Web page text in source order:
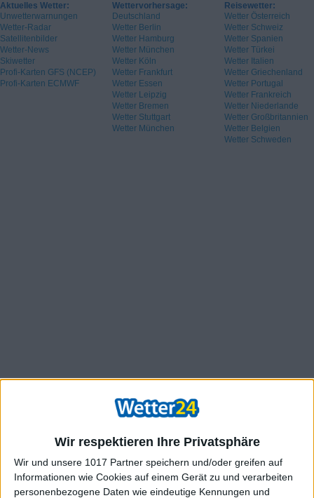
Wir respektieren Ihre Privatsphäre
Wir und unsere 1017 Partner speichern und/oder greifen auf
Informationen wie Cookies auf einem Gerät zu und verarbeiten
personenbezogene Daten wie eindeutige Kennungen und
Aktuelles Wetter:
Unwetterwarnungen
Wetter-Radar
Satellitenbilder
Wetter-News
Skiwetter
Profi-Karten GFS (NCEP)
Profi-Karten ECMWF
Wettervorhersage:
Deutschland
Wetter Berlin
Wetter Hamburg
Wetter München
Wetter Köln
Wetter Frankfurt
Wetter Essen
Wetter Leipzig
Wetter Bremen
Wetter Stuttgart
Wetter München
Reisewetter:
Wetter Österreich
Wetter Schweiz
Wetter Spanien
Wetter Türkei
Wetter Italien
Wetter Griechenland
Wetter Portugal
Wetter Frankreich
Wetter Niederlande
Wetter Großbritannien
Wetter Belgien
Wetter Schweden